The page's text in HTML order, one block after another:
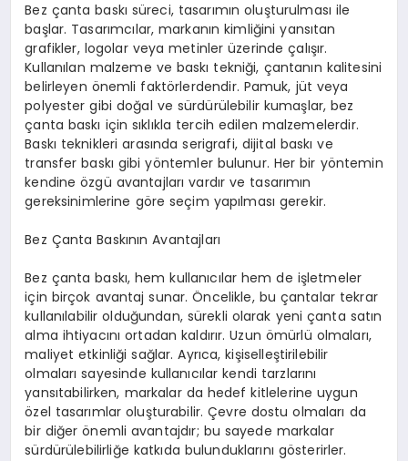
Bez çanta baskı süreci, tasarımın oluşturulması ile
başlar. Tasarımcılar, markanın kimliğini yansıtan
grafikler, logolar veya metinler üzerinde çalışır.
Kullanılan malzeme ve baskı tekniği, çantanın kalitesini
belirleyen önemli faktörlerdendir. Pamuk, jüt veya
polyester gibi doğal ve sürdürülebilir kumaşlar, bez
çanta baskı için sıklıkla tercih edilen malzemelerdir.
Baskı teknikleri arasında serigrafi, dijital baskı ve
transfer baskı gibi yöntemler bulunur. Her bir yöntemin
kendine özgü avantajları vardır ve tasarımın
gereksinimlerine göre seçim yapılması gerekir.
Bez Çanta Baskının Avantajları
Bez çanta baskı, hem kullanıcılar hem de işletmeler
için birçok avantaj sunar. Öncelikle, bu çantalar tekrar
kullanılabilir olduğundan, sürekli olarak yeni çanta satın
alma ihtiyacını ortadan kaldırır. Uzun ömürlü olmaları,
maliyet etkinliği sağlar. Ayrıca, kişiselleştirilebilir
olmaları sayesinde kullanıcılar kendi tarzlarını
yansıtabilirken, markalar da hedef kitlelerine uygun
özel tasarımlar oluşturabilir. Çevre dostu olmaları da
bir diğer önemli avantajdır; bu sayede markalar
sürdürülebilirliğe katkıda bulunduklarını gösterirler.